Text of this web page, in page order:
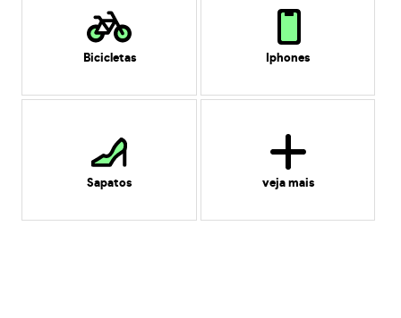
Bicicletas Iphones
Sapatos veja mais